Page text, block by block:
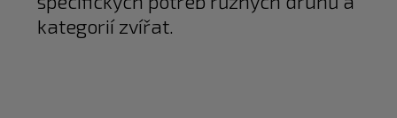
kategorií zvířat.